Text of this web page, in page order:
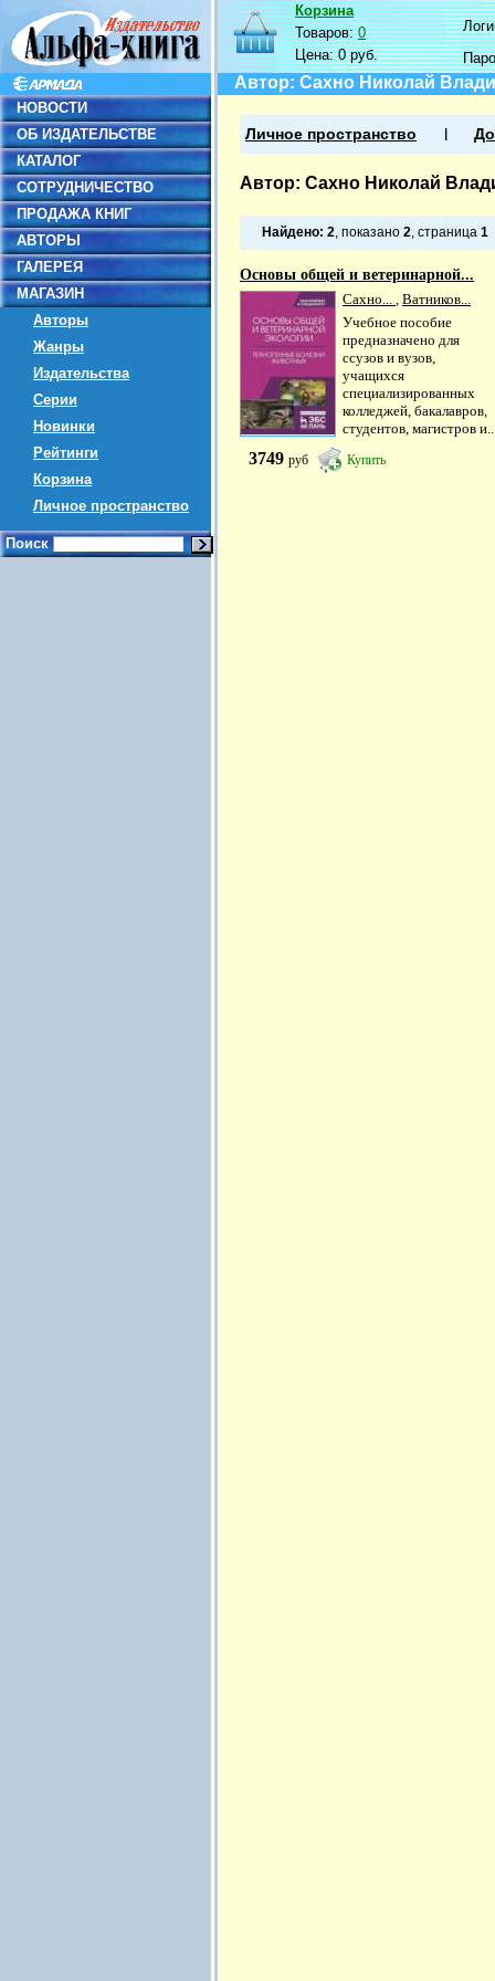
НОВОСТИ
ОБ ИЗДАТЕЛЬСТВЕ
КАТАЛОГ
СОТРУДНИЧЕСТВО
ПРОДАЖА КНИГ
АВТОРЫ
ГАЛЕРЕЯ
МАГАЗИН
Авторы
Жанры
Издательства
Серии
Новинки
Рейтинги
Корзина
Личное пространство
Поиск
Корзина
Товаров:0
Цена:0 руб.
Автор: Сахно Николай
Личное пространство
Автор: Сахно Николай
Найдено: 2, показано 2, страница 1
Основы общей и ветеринарной...
Сахно... , Ватников...
Учебное пособие
предназначено для
ссузов и вузов,
учащихся
специализированных
колледжей, бакалавров,
студентов, магистров
3749 руб Купить